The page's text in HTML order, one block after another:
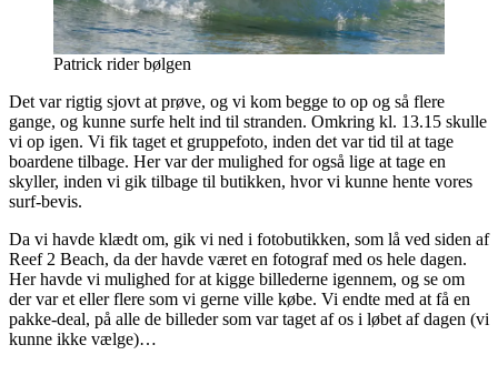
Patrick rider bølgen
Det var rigtig sjovt at prøve, og vi kom begge to op og så flere
gange, og kunne surfe helt ind til stranden. Omkring kl. 13.15 skulle
vi op igen. Vi fik taget et gruppefoto, inden det var tid til at tage
boardene tilbage. Her var der mulighed for også lige at tage en
skyller, inden vi gik tilbage til butikken, hvor vi kunne hente vores
surf-bevis.
Da vi havde klædt om, gik vi ned i fotobutikken, som lå ved siden af
Reef 2 Beach, da der havde været en fotograf med os hele dagen.
Her havde vi mulighed for at kigge billederne igennem, og se om
der var et eller flere som vi gerne ville købe. Vi endte med at få en
pakke-deal, på alle de billeder som var taget af os i løbet af dagen (vi
kunne ikke vælge)…